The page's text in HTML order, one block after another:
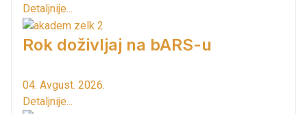
Detaljnije...
Rok doživljaj na bARS-u
04. Avgust. 2026.
Detaljnije...